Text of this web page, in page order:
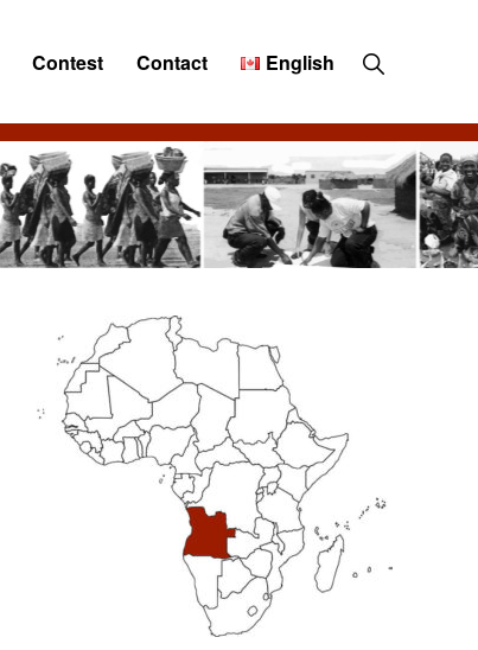
Contest Contact English Show
Search
Primary
Sidebar